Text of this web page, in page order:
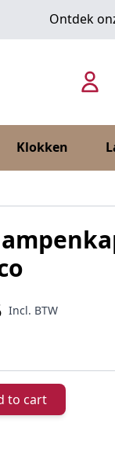
Ontdek
Klokken
Incl. BTW
to cart